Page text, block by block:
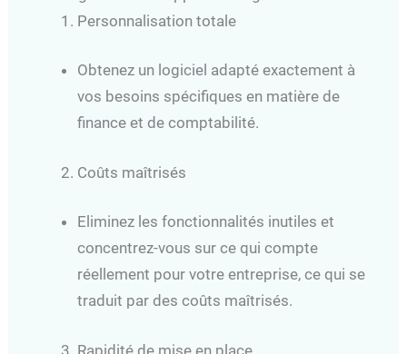
Personnalisation totale
Obtenez un logiciel adapté exactement à
vos besoins spécifiques en matière de
finance et de comptabilité.
Coûts maîtrisés
Eliminez les fonctionnalités inutiles et
concentrez-vous sur ce qui compte
réellement pour votre entreprise, ce qui se
traduit par des coûts maîtrisés.
Rapidité de mise en place